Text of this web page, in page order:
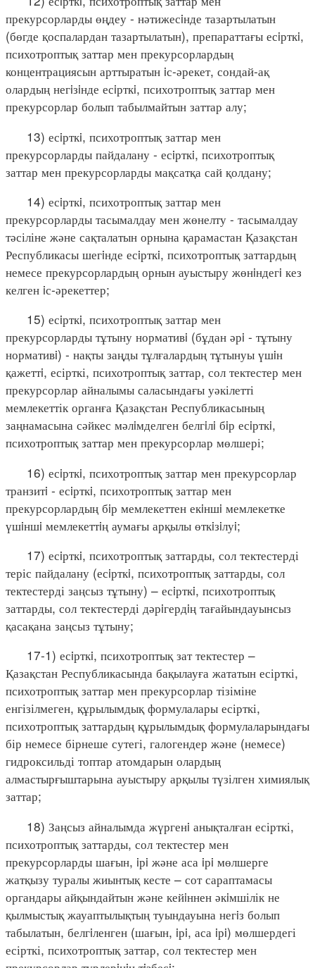
прекурсорларды өңдеу - нәтижесiнде тазартылатын
(бөгде қоспалардан тазартылатын), препараттағы есiрткi,
психотроптық заттар мен прекурсорлардың
концентрациясын арттыратын iс-әрекет, сондай-ақ
олардың негiзiнде есiрткi, психотроптық заттар мен
прекурсорлар болып табылмайтын заттар алу;
13) есiрткi, психотроптық заттар мен
прекурсорларды пайдалану - есiрткi, психотроптық
заттар мен прекурсорларды мақсатқа сай қолдану;
14) есiрткi, психотроптық заттар мен
прекурсорларды тасымалдау мен жөнелту - тасымалдау
тәсіліне және сақталатын орнына қарамастан Қазақстан
Республикасы шегiнде есiрткi, психотроптық заттардың
немесе прекурсорлардың орнын ауыстыру жөнiндегi кез
келген iс-әрекеттер;
15) есiрткi, психотроптық заттар мен
прекурсорларды тұтыну нормативi (бұдан әрi - тұтыну
нормативi) - нақты заңды тұлғалардың тұтынуы үшiн
қажеттi, есірткі, психотроптық заттар, сол тектестер мен
прекурсорлар айналымы саласындағы уәкілетті
мемлекеттік органға Қазақстан Республикасының
заңнамасына сәйкес мәлiмделген белгiлi бiр есiрткi,
психотроптық заттар мен прекурсорлар мөлшері;
16) есiрткi, психотроптық заттар мен прекурсорлар
транзитi - есiрткi, психотроптық заттар мен
прекурсорлардың бiр мемлекеттен екiншi мемлекетке
үшiншi мемлекеттiң аумағы арқылы өткiзiлуi;
17) есiрткi, психотроптық заттарды, сол тектестерді
теріс пайдалану (есiрткi, психотроптық заттарды, сол
тектестерді заңсыз тұтыну) – есiрткi, психотроптық
заттарды, сол тектестерді дәрiгердiң тағайындауынсыз
қасақана заңсыз тұтыну;
17-1) есiрткi, психотроптық зат тектестер –
Қазақстан Республикасында бақылауға жататын есірткі,
психотроптық заттар мен прекурсорлар тізіміне
енгізілмеген, құрылымдық формулалары есірткі,
психотроптық заттардың құрылымдық формулаларындағы
бір немесе бірнеше сутегі, галогендер және (немесе)
гидроксильді топтар атомдарын олардың
алмастырғыштарына ауыстыру арқылы түзілген химиялық
заттар;
18) Заңсыз айналымда жүргенi анықталған есірткі,
психотроптық заттарды, сол тектестер мен
прекурсорларды шағын, iрi және аса iрi мөлшерге
жатқызу туралы жиынтық кесте – сот сараптамасы
органдары айқындайтын және кейiннен әкiмшілік не
қылмыстық жауаптылықтың туындауына негiз болып
табылатын, белгiленген (шағын, iрi, аса iрi) мөлшердегі
есірткі, психотроптық заттар, сол тектестер мен